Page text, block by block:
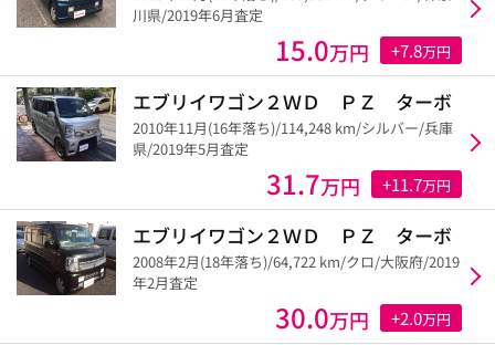
川県/2019年6月査定
15.0万円 +7.8万円
エブリイワゴン２ＷＤ ＰＺ ターボ
2010年11月(16年落ち)/114,248 km/シルバー/兵庫
県/2019年5月査定
31.7万円 +11.7万円
エブリイワゴン２ＷＤ ＰＺ ターボ
2008年2月(18年落ち)/64,722 km/クロ/大阪府/2019
年2月査定
30.0万円 +2.0万円